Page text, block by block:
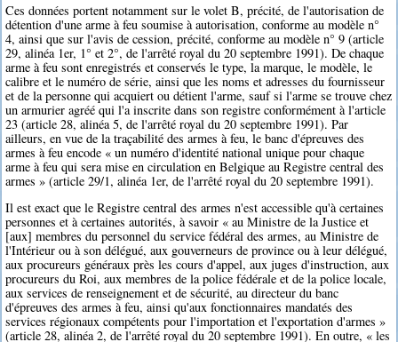
Ces données portent notamment sur le volet B, précité, de l'autorisation de
détention d'une arme à feu soumise à autorisation, conforme au modèle n°
4, ainsi que sur l'avis de cession, précité, conforme au modèle n° 9 (article
29, alinéa 1er, 1° et 2°, de l'arrêté royal du 20 septembre 1991). De chaque
arme à feu sont enregistrés et conservés le type, la marque, le modèle, le
calibre et le numéro de série, ainsi que les noms et adresses du fournisseur
et de la personne qui acquiert ou détient l'arme, sauf si l'arme se trouve chez
un armurier agréé qui l'a inscrite dans son registre conformément à l'article
23 (article 28, alinéa 5, de l'arrêté royal du 20 septembre 1991). Par
ailleurs, en vue de la traçabilité des armes à feu, le banc d'épreuves des
armes à feu encode « un numéro d'identité national unique pour chaque
arme à feu qui sera mise en circulation en Belgique au Registre central des
armes » (article 29/1, alinéa 1er, de l'arrêté royal du 20 septembre 1991).
Il est exact que le Registre central des armes n'est accessible qu'à certaines
personnes et à certaines autorités, à savoir « au Ministre de la Justice et
[aux] membres du personnel du service fédéral des armes, au Ministre de
l'Intérieur ou à son délégué, aux gouverneurs de province ou à leur délégué,
aux procureurs généraux près les cours d'appel, aux juges d'instruction, aux
procureurs du Roi, aux membres de la police fédérale et de la police locale,
aux services de renseignement et de sécurité, au directeur du banc
d'épreuves des armes à feu, ainsi qu'aux fonctionnaires mandatés des
services régionaux compétents pour l'importation et l'exportation d'armes »
(article 28, alinéa 2, de l'arrêté royal du 20 septembre 1991). En outre, « les